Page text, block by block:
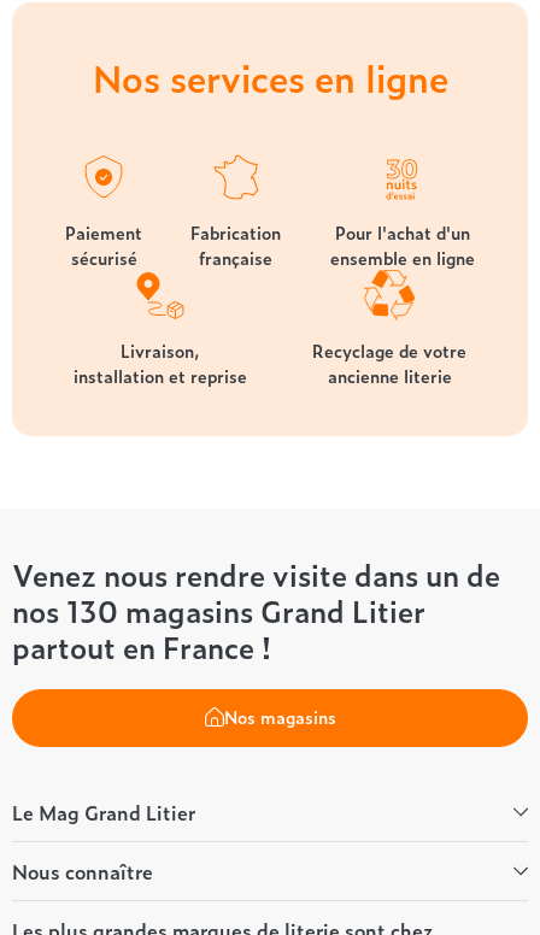
Nos services en ligne
Paiement
sécurisé
Fabrication
française
Pour l'achat d'un
ensemble en ligne
Livraison,
installation et reprise
Recyclage de votre
ancienne literie
Venez nous rendre visite dans un de
nos 130 magasins Grand Litier
partout en France !
Nos magasins
Le Mag Grand Litier
Bien-être
Conseils literie
Tous les articles du Mag
Nous connaître
Qui sommes-nous ?